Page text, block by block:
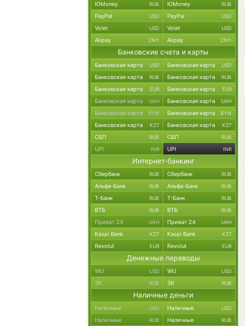
ЮMoney RUB ЮMoney RUB
PayPal USD PayPal USD
Volet USD Volet USD
Alipay CNY Alipay CNY
Банковские счета и карты
Банковская карта USD Банковская карта USD
Банковская карта RUB Банковская карта RUB
Банковская карта EUR Банковская карта EUR
Банковская карта UAH Банковская карта UAH
Банковская карта BYN Банковская карта BYN
Банковская карта KZT Банковская карта KZT
СБП RUB СБП RUB
UPI INR UPI INR
Интернет-банкинг
Сбербанк RUB Сбербанк RUB
Альфа-Банк RUB Альфа-Банк RUB
Т-Банк RUB Т-Банк RUB
ВТБ RUB ВТБ RUB
Приват 24 UAH Приват 24 UAH
Kaspi Bank KZT Kaspi Bank KZT
Revolut EUR Revolut EUR
Денежные переводы
WU USD WU USD
ЗК RUB ЗК RUB
Наличные деньги
Наличные USD Наличные USD
Наличные RUB Наличные RUB